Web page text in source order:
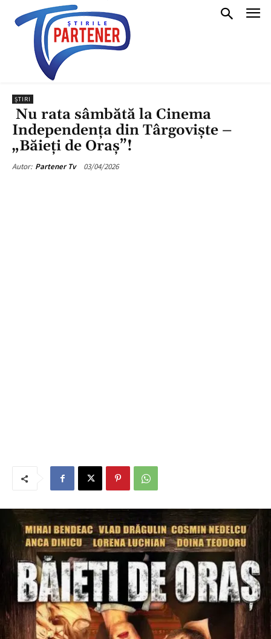
ȘTIRI
Nu rata sâmbătă la Cinema
Independența din Târgoviște –
„Băieți de Oraș”!
Autor: Partener Tv 03/04/2026